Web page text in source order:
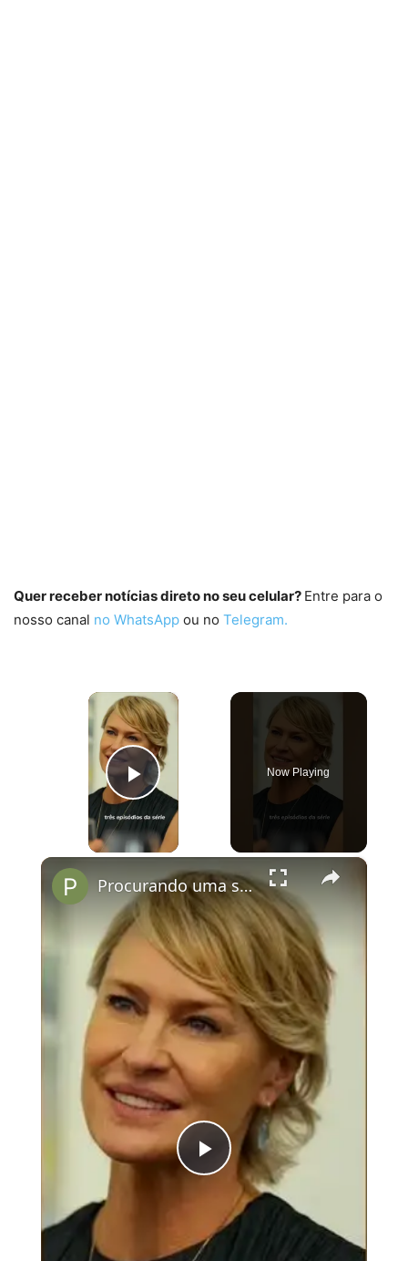
Quer receber notícias direto no seu celular? Entre para o
nosso canal no WhatsApp ou no Telegram.
×
Play Video
Now Playing
×
Play
Video
Procurando uma série para assistir este fim de semana? Pega essa dica!